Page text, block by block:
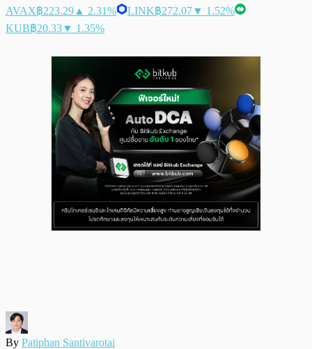
AVAX฿223.29 ▲ 2.31% LINK฿272.07▼ 1.52%
KUB฿20.33▼ 1.35%
By Patiphan Santivarotai